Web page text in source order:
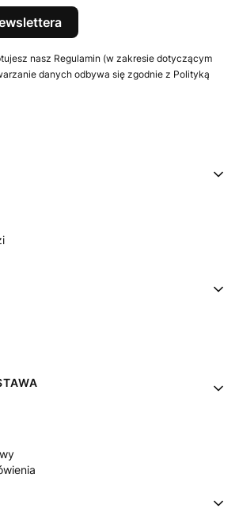
nasz Regulamin (w zakresie dotyczącym
danych odbywa się zgodnie z Polityką